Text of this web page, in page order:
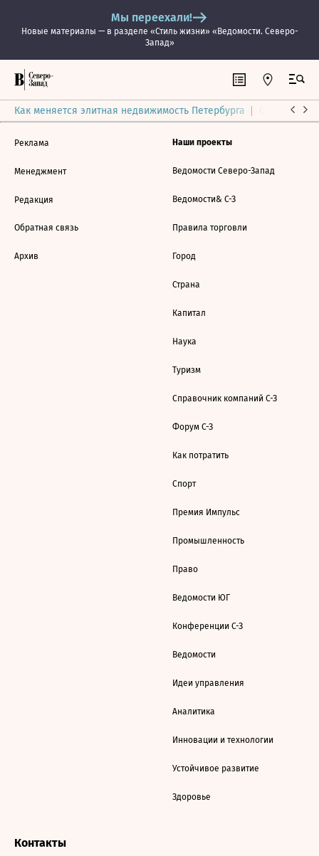
Мы переехали!
Новые материалы — в разделе «Стиль жизни» «Ведомости. Северо-
Запад»
Как меняется элитная недвижимость Петербурга Ситуация
Реклама
Менеджмент
Редакция
Обратная связь
Архив
Наши проекты
Ведомости Северо-Запад
Ведомости& С-З
Правила торговли
Город
Страна
Капитал
Наука
Туризм
Справочник компаний С-З
Форум С-З
Как потратить
Спорт
Премия Импульс
Промышленность
Право
Ведомости ЮГ
Конференции С-З
Ведомости
Идеи управления
Аналитика
Инновации и технологии
Устойчивое развитие
Здоровье
Контакты